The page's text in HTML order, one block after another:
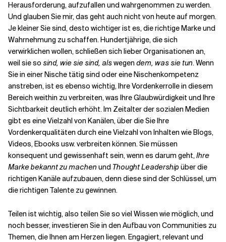
Herausforderung, aufzufallen und wahrgenommen zu werden.
Und glauben Sie mir, das geht auch nicht von heute auf morgen.
Je kleiner Sie sind, desto wichtiger ist es, die richtige Marke und
Wahrnehmung zu schaffen. Hundertjährige, die sich
verwirklichen wollen, schließen sich lieber Organisationen an,
weil sie so sind, wie sie sind, alswegen dem, was sie tun. Wenn
Sie in einer Nische tätig sind oder eine Nischenkompetenz
anstreben, ist es ebenso wichtig, Ihre Vordenkerrolle in diesem
Bereich weithin zu verbreiten, was Ihre Glaubwürdigkeit und Ihre
Sichtbarkeit deutlich erhöht. Im Zeitalter der sozialen Medien
gibt es eine Vielzahl von Kanälen, über die Sie Ihre
Vordenkerqualitäten durch eine Vielzahl von Inhalten wie Blogs,
Videos, Ebooks usw. verbreiten können. Sie müssen
konsequent und gewissenhaft sein, wenn es darum geht,Ihre
Marke bekannt zu machen und Thought Leadership über die
richtigen Kanäle aufzubauen, denn diese sind der Schlüssel, um
die richtigen Talente zu gewinnen.
Teilen ist wichtig, also teilen Sie so viel Wissen wie möglich, und
noch besser, investieren Sie in den Aufbau von Communities zu
Themen, die Ihnen am Herzen liegen. Engagiert, relevant und